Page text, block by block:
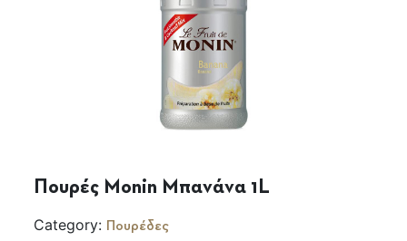
Πουρές Monin Μπανάνα 1L
Category: Πουρέδες